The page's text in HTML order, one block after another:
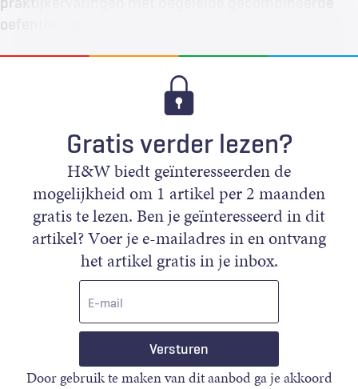
oefentherapie.
Gratis verder lezen?
H&W biedt geïnteresseerden de
mogelijkheid om 1 artikel per 2 maanden
gratis te lezen. Ben je geïnteresseerd in dit
artikel? Voer je e-mailadres in en ontvang
het artikel gratis in je inbox.
Door gebruik te maken van dit aanbod ga je akkoord